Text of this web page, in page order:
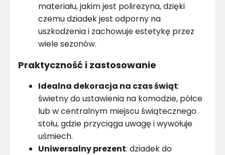
materiału, jakim jest polirezyna, dzięki
czemu dziadek jest odporny na
uszkodzenia i zachowuje estetykę przez
wiele sezonów.
Praktyczność i zastosowanie
Idealna dekoracja na czas świąt:
świetny do ustawienia na komodzie, półce
lub w centralnym miejscu świątecznego
stołu, gdzie przyciąga uwagę i wywołuje
uśmiech.
Uniwersalny prezent: dziadek do